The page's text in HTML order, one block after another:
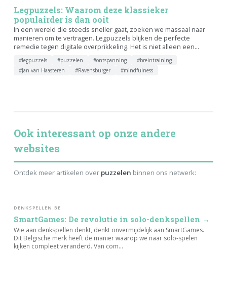
Legpuzzels: Waarom deze klassieker
populairder is dan ooit
In een wereld die steeds sneller gaat, zoeken we massaal naar
manieren om te vertragen. Legpuzzels blijken de perfecte
remedie tegen digitale overprikkeling. Het is niet alleen een...
#legpuzzels #puzzelen #ontspanning
#breintraining
#Jan van Haasteren
#Ravensburger #mindfulness
Ook interessant op onze andere
websites
Ontdek meer artikelen over puzzelen binnen ons netwerk:
DENKSPELLEN.BE
SmartGames: De revolutie in solo-denkspellen →
Wie aan denkspellen denkt, denkt onvermijdelijk aan SmartGames.
Dit Belgische merk heeft de manier waarop we naar solo-spelen
kijken compleet veranderd. Van com...